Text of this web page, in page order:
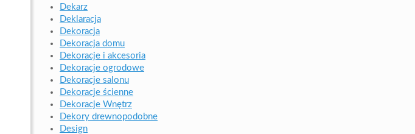
Dekarz
Deklaracja
Dekoracja
Dekoracja domu
Dekoracje i akcesoria
Dekoracje ogrodowe
Dekoracje salonu
Dekoracje ścienne
Dekoracje Wnętrz
Dekory drewnopodobne
Design